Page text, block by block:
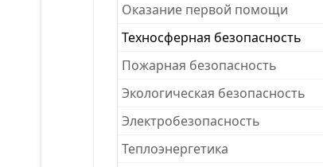
Оказание первой помощи
Техносферная безопасность
Пожарная безопасность
Экологическая безопасность
Электробезопасность
Теплоэнергетика